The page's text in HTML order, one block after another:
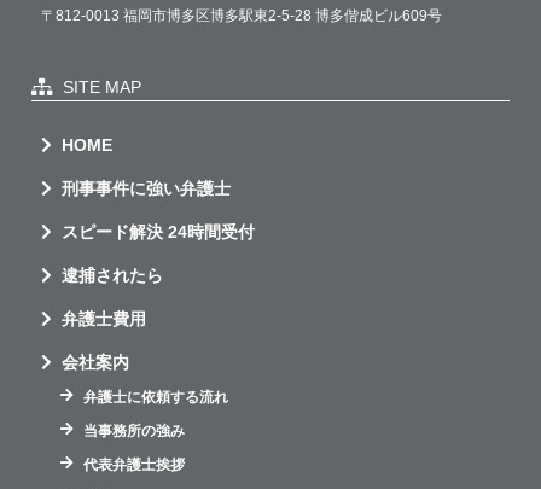
〒812-0013 福岡市博多区博多駅東2-5-28 博多偕成ビル609号
SITE MAP
HOME
刑事事件に強い弁護士
スピード解決 24時間受付
逮捕されたら
弁護士費用
会社案内
弁護士に依頼する流れ
当事務所の強み
代表弁護士挨拶